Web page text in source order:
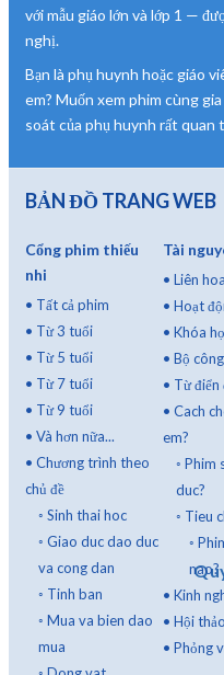
với mẫu giáo lớn và lớp 1 —
nghị.
Bạn là phụ huynh hoặc giáo
em? Muốn xem phim cùng
soát của phụ huynh rất quan
BẢN ĐỒ TRANG WEB
Cổng phim thiếu
nhi
• Tất cả phim
• Từ 3 tuổi
• Từ 5 tuổi
• Từ 7 tuổi
• Từ 9 tuổi
• Và hơn nữa...
• Chương trình theo
chủ đề
◦ Sinh thai hoc
◦ Giao duc dao duc
va cong dan
◦ Tinh ban
◦ Mua va bien dao
mua
Tài
• Liên
• Hoạt
• Khóa
• Bộ
• Từ điển
• Cach
em?
◦ Phim
duc?
◦ Tieu
◦
nao?
• Kinh
• Hội
• Phỏng